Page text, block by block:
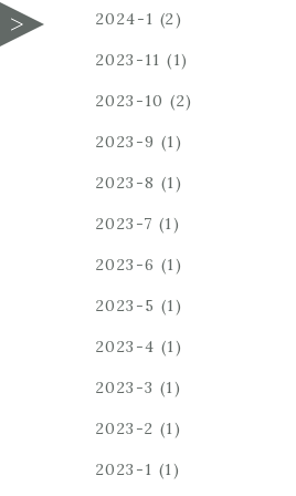
2024-1 (2)
2023-11 (1)
2023-10 (2)
2023-9 (1)
2023-8 (1)
2023-7 (1)
2023-6 (1)
2023-5 (1)
2023-4 (1)
2023-3 (1)
2023-2 (1)
2023-1 (1)